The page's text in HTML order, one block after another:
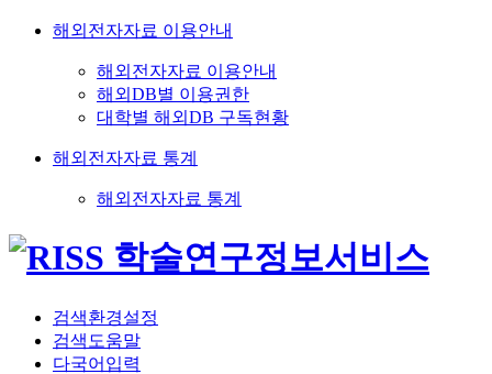
해외전자자료 이용안내
해외전자자료 이용안내
해외DB별 이용권한
대학별 해외DB 구독현황
해외전자자료 통계
해외전자자료 통계
검색환경설정
검색도움말
다국어입력